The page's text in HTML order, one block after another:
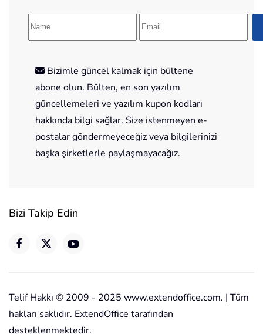
Bizimle güncel kalmak için bültene
abone olun. Bülten, en son yazılım
güncellemeleri ve yazılım kupon kodları
hakkında bilgi sağlar. Size istenmeyen e-
postalar göndermeyeceğiz veya bilgilerinizi
başka şirketlerle paylaşmayacağız.
Bizi Takip Edin
Telif Hakkı © 2009 - 2025 www.extendoffice.com. | Tüm
hakları saklıdır. ExtendOffice tarafından
desteklenmektedir.